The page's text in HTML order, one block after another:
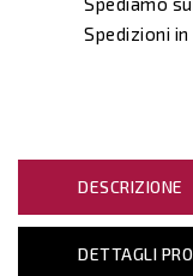
Spedizioni
DESCRIZIONE
DETTAGLI